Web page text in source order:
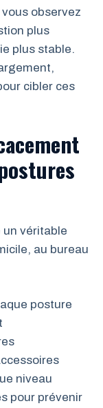
observez
plus
plus stable.
cibler ces
un véritable
au bureau
posture
niveau
pour prévenir